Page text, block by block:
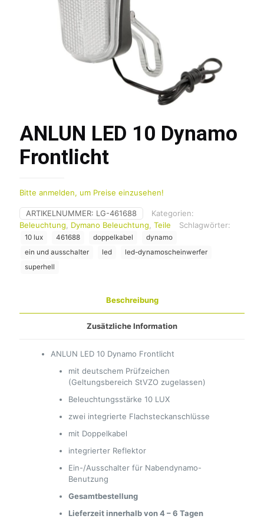
ANLUN LED 10 Dynamo
Frontlicht
Bitte anmelden, um Preise einzusehen!
ARTIKELNUMMER: LG-461688
Kategorien:
Beleuchtung
Dymano Beleuchtung Teile Schlagwörter:
10 lux 461688 doppelkabel
dynamo
ein und ausschalter
led
led-dynamoscheinwerfer
superhell
Beschreibung
Zusätzliche Information
ANLUN LED 10 Dynamo Frontlicht
mit deutschem Prüfzeichen
(Geltungsbereich StVZO zugelassen)
Beleuchtungsstärke 10 LUX
zwei integrierte Flachsteckanschlüsse
mit Doppelkabel
integrierter Reflektor
Ein-/Ausschalter für Nabendynamo-
Benutzung
Gesamtbestellung
Lieferzeit innerhalb von 4 – 6 Tagen